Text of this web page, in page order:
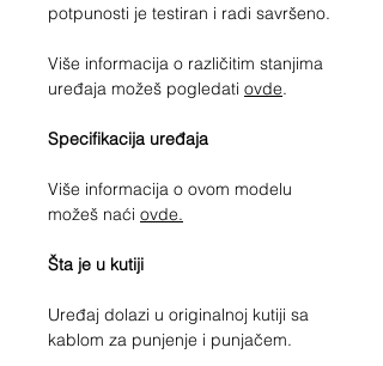
potpunosti je testiran i radi savršeno.
Više informacija o različitim stanjima
uređaja možeš pogledati ovde.
Specifikacija uređaja
Više informacija o ovom modelu
možeš naći ovde.
Šta je u kutiji
Uređaj dolazi u originalnoj kutiji sa
kablom za punjenje i punjačem.